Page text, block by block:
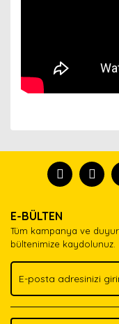
formunu kullanarak
Görüş ve
Ürün
Ürün bilgilerinde
Ürün fiyatı diğer
Bu ürüne benzer
E-BÜLTEN
Tüm kampanya ve
bültenimize kaydolunuz.